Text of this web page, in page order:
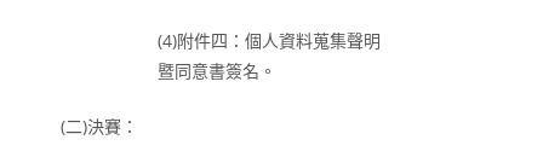
(4)附件四：個人資料蒐集聲明
暨同意書簽名。
(二)決賽：